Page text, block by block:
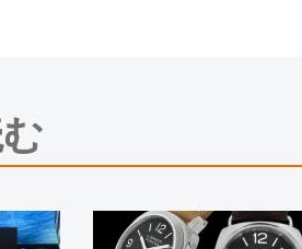
※当店では店頭販売も行っており
また、ご来店にてご購入を希望さ
お問い合わせいただけますようお